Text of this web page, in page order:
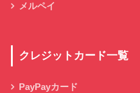
メルペイ
クレジットカード一覧
PayPayカード